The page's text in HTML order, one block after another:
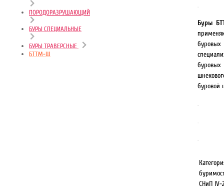
ПОРОДОРАЗРУШАЮЩИЙ
БУРЫ СПЕЦИАЛЬНЫЕ
БУРЫ ТРАВЕРСНЫЕ
БТТМ-Ш
.
Буры
буровых
буровой
.
.
.
СНиП IV-